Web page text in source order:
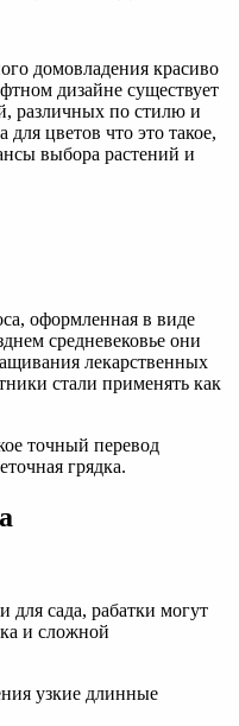
домовладения красиво
дизайне существует
различных по стилю и
для цветов что это такое,
выбора растений и
оформленная в виде
средневековье они
лекарственных
стали применять как
точный перевод
грядка.
для сада, рабатки могут
и сложной
узкие длинные